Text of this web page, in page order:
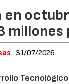
en
31/07/2026